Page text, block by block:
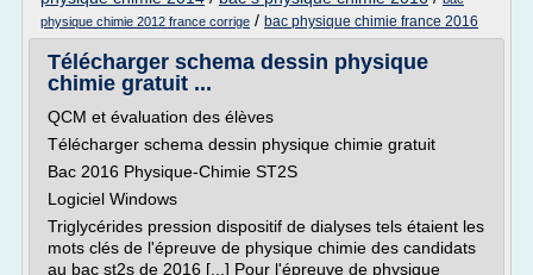
physique chimie 2012 france corrige / bac physique chimie france 2016
Télécharger schema dessin physique
chimie gratuit ...
QCM et évaluation des élèves
Télécharger schema dessin physique chimie gratuit
Bac 2016 Physique-Chimie ST2S
Logiciel Windows
Triglycérides pression dispositif de dialyses tels étaient les
mots clés de l'épreuve de physique chimie des candidats
au bac st2s de 2016 [...] Pour l'épreuve de physique